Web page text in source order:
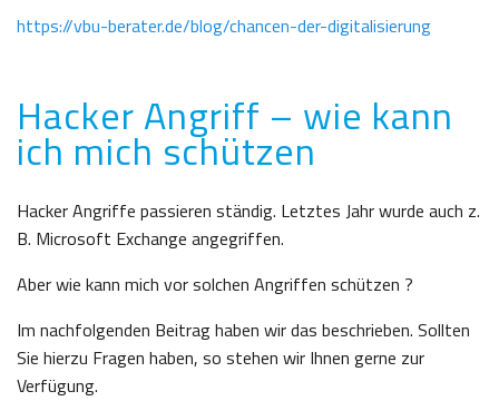
https://vbu-berater.de/blog/chancen-der-digitalisierung
Hacker Angriff – wie kann
ich mich schützen
Hacker Angriffe passieren ständig. Letztes Jahr wurde auch z.
B. Microsoft Exchange angegriffen.
Aber wie kann mich vor solchen Angriffen schützen ?
Im nachfolgenden Beitrag haben wir das beschrieben. Sollten
Sie hierzu Fragen haben, so stehen wir Ihnen gerne zur
Verfügung.